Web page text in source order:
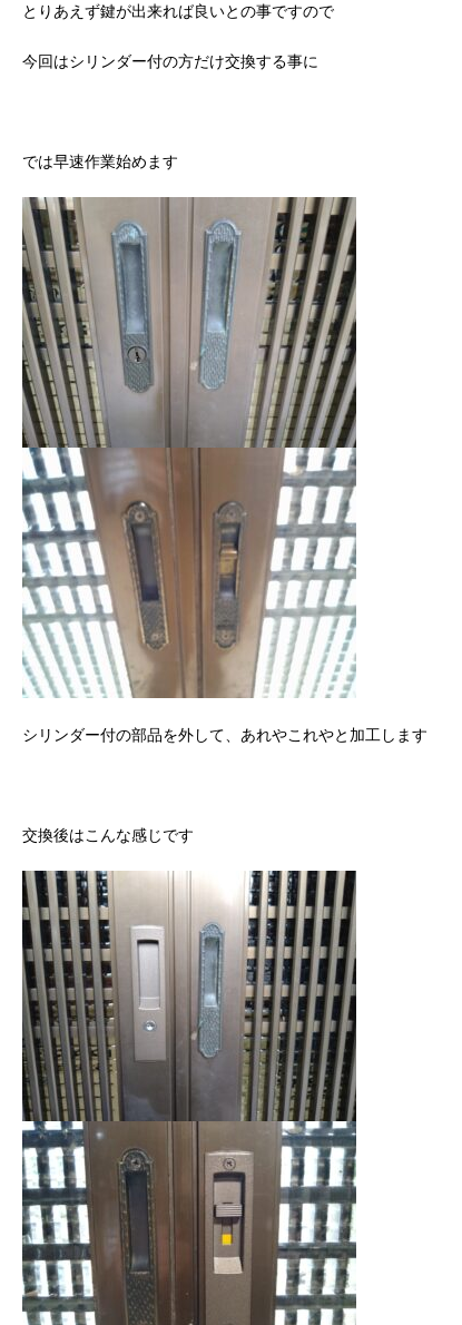
とりあえず鍵が出来れば良いとの事ですので
今回はシリンダー付の方だけ交換する事に
では早速作業始めます
シリンダー付の部品を外して、あれやこれやと加工します
交換後はこんな感じです